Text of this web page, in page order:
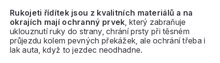
Rukojeti řídítek jsou z kvalitních materiálů a na
okrajích mají ochranný prvek, který zabraňuje
uklouznutí ruky do strany, chrání prsty při těsném
průjezdu kolem pevných překážek, ale ochrání třeba i
lak auta, když to jezdec neodhadne.